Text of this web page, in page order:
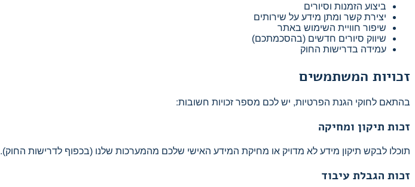
ביצוע הזמנות וסיורים
יצירת קשר ומתן מידע על שירותים
שיפור חוויית השימוש באתר
שיווק סיורים חדשים (בהסכמתכם)
עמידה בדרישות החוק
זכויות המשתמשים
בהתאם לחוקי הגנת הפרטיות, יש לכם מספר זכויות חשובות:
זכות תיקון ומחיקה
תוכלו לבקש תיקון מידע לא מדויק או מחיקת המידע האישי שלכם מהמערכות שלנו (בכפוף לדרישות החוק).
זכות הגבלת עיבוד